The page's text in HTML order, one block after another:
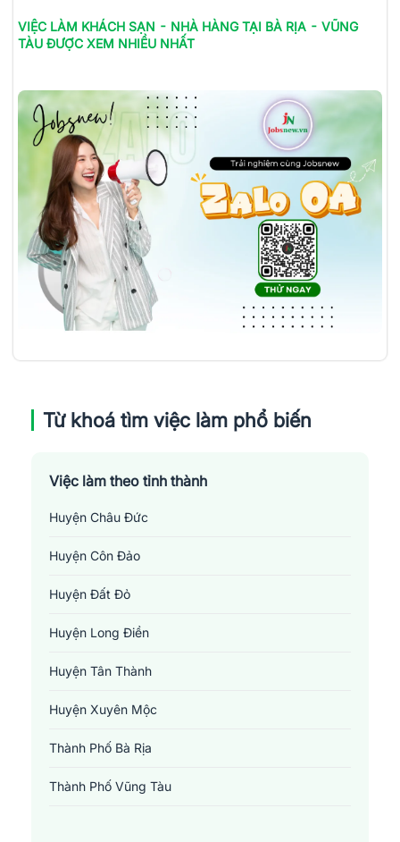
VIỆC LÀM KHÁCH SẠN - NHÀ HÀNGTẠI BÀ RỊA - VŨNG
TÀU ĐƯỢC XEM NHIỀU NHẤT
Từ khoá tìm việc làm phổ biến
Việc làm theo tỉnh thành
Huyện Châu Đức
Huyện Côn Đảo
Huyện Đất Đỏ
Huyện Long Điền
Huyện Tân Thành
Huyện Xuyên Mộc
Thành Phố Bà Rịa
Thành Phố Vũng Tàu